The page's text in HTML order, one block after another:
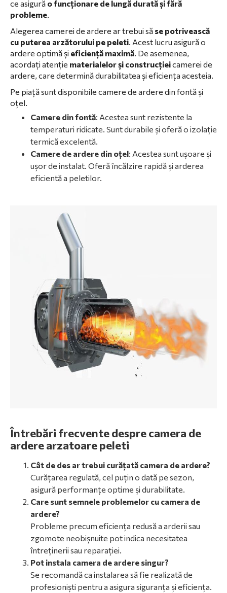
ce asigură o funcționare de lungă durată și fără
probleme.
Alegerea camerei de ardere ar trebui să se potrivească
cu puterea arzătorului pe peleti. Acest lucru asigură o
ardere optimă și eficiență maximă. De asemenea,
acordați atenție materialelor și construcțieicamerei de
ardere, care determină durabilitatea și eficiența acesteia.
Pe piață sunt disponibile camere de ardere din fontă și
oțel.
Camere din fontă: Acestea sunt rezistente la
temperaturi ridicate. Sunt durabile și oferă o izolație
termică excelentă.
Camere de ardere din oțel: Acestea sunt ușoare și
ușor de instalat. Oferă încălzire rapidă și arderea
eficientă a peletilor.
Întrebări frecvente despre camera de
ardere arzatoare peleti
Cât de des ar trebui curățată camera de ardere?
Curățarea regulată, cel puțin o dată pe sezon,
asigură performanțe optime și durabilitate.
Care sunt semnele problemelor cu camera de
ardere?
Probleme precum eficiența redusă a arderii sau
zgomote neobișnuite pot indica necesitatea
întreținerii sau reparației.
Pot instala camera de ardere singur?
Se recomandă ca instalarea să fie realizată de
profesioniști pentru a asigura siguranța și eficiența.